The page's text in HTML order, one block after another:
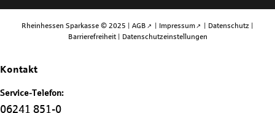
Rheinhessen Sparkasse © 2025 | AGB | Impressum | Datenschutz |
Barrierefreiheit | Datenschutzeinstellungen
Kontakt
Service-Telefon:
06241 851-0